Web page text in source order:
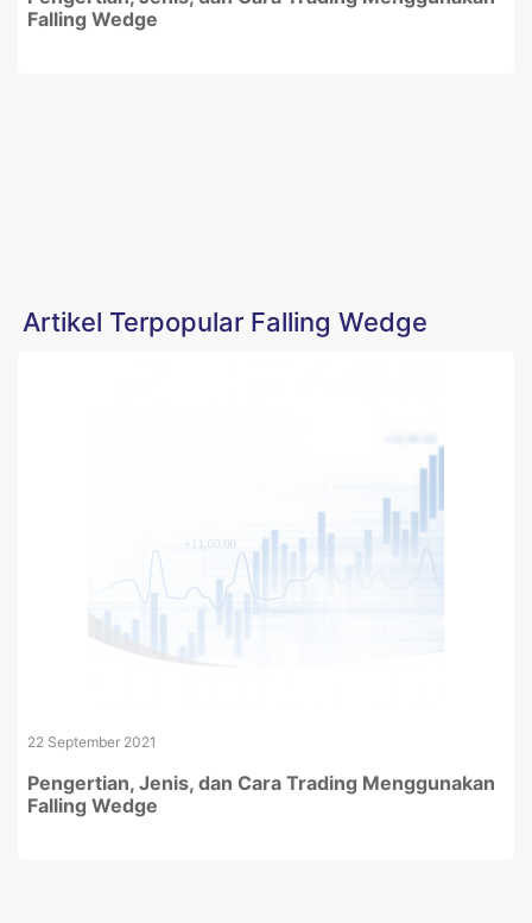
Falling Wedge
Artikel Terpopular Falling Wedge
22 September 2021
Pengertian, Jenis, dan Cara Trading Menggunakan
Falling Wedge